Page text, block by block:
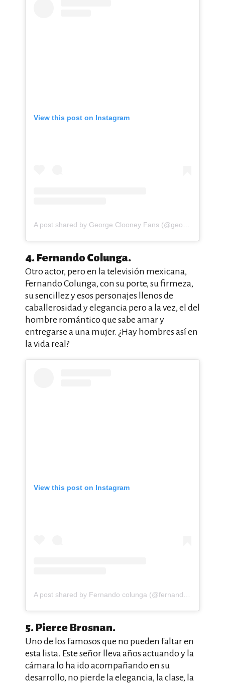
View this post on Instagram
4. Fernando Colunga.
Otro actor, pero en la televisión mexicana,
Fernando Colunga, con su porte, su firmeza,
su sencillez y esos personajes llenos de
caballerosidad y elegancia pero a la vez, el del
hombre romántico que sabe amar y
entregarse a una mujer. ¿Hay hombres así en
la vida real?
View this post on Instagram
A post shared by Fernando colunga (@fernandocolunga_oficial_)
5. Pierce Brosnan.
Uno de los famosos que no pueden faltar en
esta lista. Este señor lleva años actuando y la
cámara lo ha ido acompañando en su
desarrollo, no pierde la elegancia, la clase, la